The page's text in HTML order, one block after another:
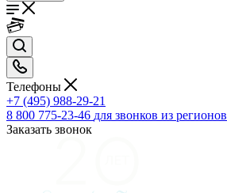
Телефоны
+7 (495) 988-29-21
8 800 775-23-46 для звонков из регионов
Заказать звонок